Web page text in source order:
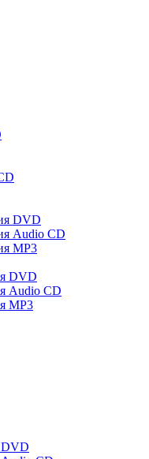
DVD
Audio CD
MP3
DVD
Audio CD
MP3
DVD